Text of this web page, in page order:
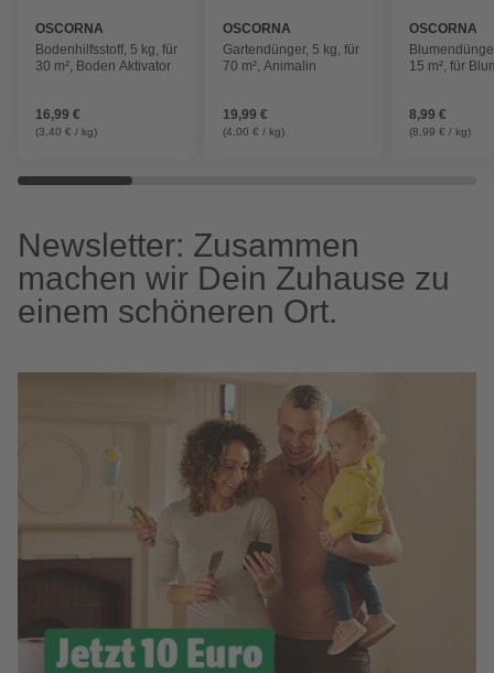
OSCORNA
Bodenhilfsstoff, 5 kg, für
30 m², Boden Aktivator
16,99 €
(3,40 € / kg)
OSCORNA
Gartendünger, 5 kg, für
70 m², Animalin
19,99 €
(4,00 € / kg)
OSCORNA
15 m², für
8,99 €
(8,99 € / kg)
Newsletter: Zusammen
machen wir Dein Zuhause zu
einem schöneren Ort.